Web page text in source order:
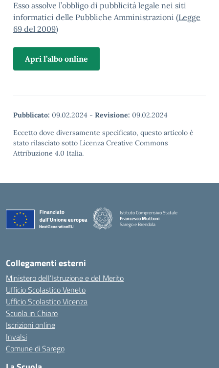
Esso assolve l’obbligo di pubblicità legale nei siti
informatici delle Pubbliche Amministrazioni (Legge
69 del 2009)
Apri l’albo online
Pubblicato: 09.02.2024 - Revisione: 09.02.2024
Eccetto dove diversamente specificato, questo articolo è
stato rilasciato sotto Licenza Creative Commons
Attribuzione 4.0 Italia.
Istituto Comprensivo Statale
Francesco Muttoni
Sarego e Brendola
— Visita la pagina iniziale della scuola
Collegamenti esterni
Ministero dell’Istruzione e del Merito
Ufficio Scolastico Veneto
Ufficio Scolastico Vicenza
Scuola in Chiaro
Iscrizioni online
Invalsi
Comune di Sarego